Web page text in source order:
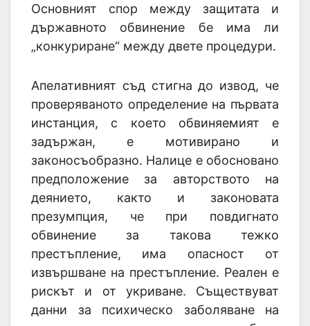
Основният спор между защитата и
държавното обвинение бе има ли
„конкуриране“ между двете процедури.
Апелативният съд стигна до извод, че
проверяваното определение на първата
инстанция, с което обвиняемият е
задържан, е мотивирано и
законосъобразно. Налице е обосновано
предположение за авторството на
деянието, както и законовата
презумпция, че при повдигнато
обвинение за такова тежко
престъпление, има опасност от
извършване на престъпление. Реален е
рискът и от укриване. Съществуват
данни за психическо заболяване на